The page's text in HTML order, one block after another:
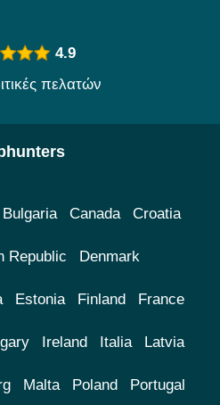
4.9
πελατών
Bulgaria Canada Croatia
Republic Denmark
Estonia Finland France
Ireland Italia Latvia
Malta Poland Portugal